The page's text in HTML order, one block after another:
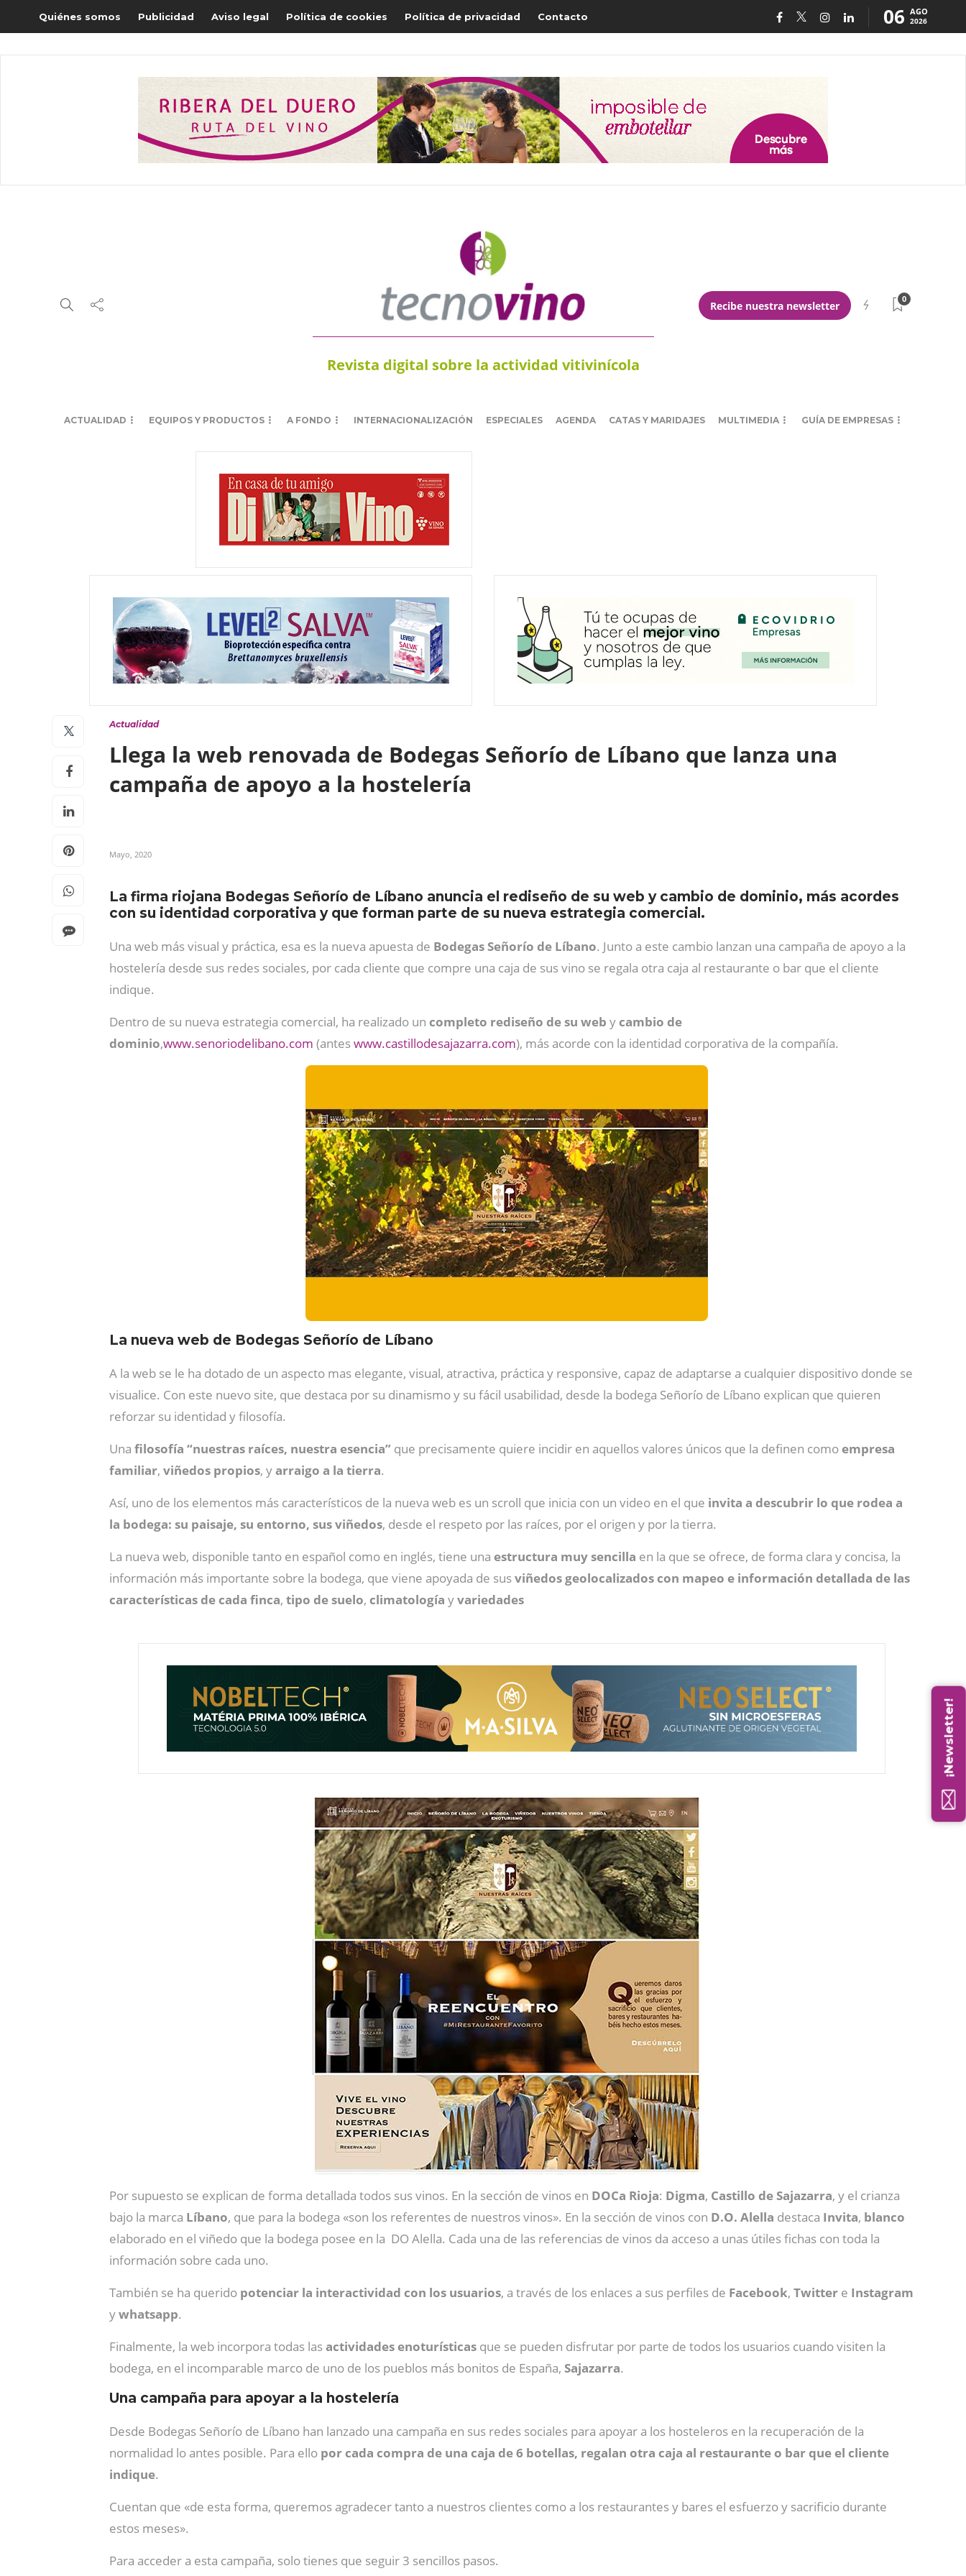
Quiénes somos Publicidad Aviso legal Política de cookies Política de privacidad Contacto 06 AGO
2026
Revista digital sobre la actividad vitivinícola
Recibe nuestra newsletter
0
ACTUALIDAD EQUIPOS Y PRODUCTOS A FONDO INTERNACIONALIZACIÓN ESPECIALES AGENDA CATAS Y MARIDAJES MULTIMEDIA GUÍA DE EMPRESAS
Actualidad
Llega la web renovada de Bodegas Señorío de Líbano que lanza una
campaña de apoyo a la hostelería
Mayo, 2020
La firma riojana Bodegas Señorío de Líbano anuncia el rediseño de su web y cambio de dominio, más acordes
con su identidad corporativa y que forman parte de su nueva estrategia comercial.
Una web más visual y práctica, esa es la nueva apuesta de Bodegas Señorío de Líbano. Junto a este cambio lanzan una campaña de apoyo a la
hostelería desde sus redes sociales, por cada cliente que compre una caja de sus vino se regala otra caja al restaurante o bar que el cliente
indique.
Dentro de su nueva estrategia comercial, ha realizado un completo rediseño de su web ycambio de
dominio,www.senoriodelibano.com (anteswww.castillodesajazarra.com), más acorde con la identidad corporativa de la compañía.
La nueva web de Bodegas Señorío de Líbano
A la web se le ha dotado de un aspecto mas elegante, visual, atractiva, práctica y responsive, capaz de adaptarse a cualquier dispositivo donde se
visualice. Con este nuevo site, que destaca por su dinamismo y su fácil usabilidad, desde la bodega Señorío de Líbano explican que quieren
reforzar su identidad y filosofía.
Una filosofía “nuestras raíces, nuestra esencia” que precisamente quiere incidir en aquellos valores únicos que la definen comoempresa
familiar, viñedos propios, yarraigo a la tierra.
Así, uno de los elementos más característicos de la nueva web es un scroll que inicia con un video en el que invita a descubrir lo que rodea a
la bodega: su paisaje, su entorno, sus viñedos, desde el respeto por las raíces, por el origen y por la tierra.
La nueva web, disponible tanto en español como en inglés, tiene una estructura muysencilla en la que se ofrece, de forma clara y concisa, la
información más importante sobre la bodega, que viene apoyada de susviñedos geolocalizados con mapeo e información detallada de las
características de cada finca, tipo de suelo, climatología yvariedades
Por supuesto se explican de forma detallada todos sus vinos. En la sección de vinos en DOCa Rioja: Digma, Castillo de Sajazarra, y el crianza
bajo la marca Líbano, que para la bodega «son los referentes de nuestros vinos». En la sección de vinos con D.O. Alella destaca Invita, blanco
elaborado en el viñedo que la bodega posee en la DO Alella. Cada una de las referencias de vinos da acceso a unas útiles fichas con toda la
información sobre cada uno.
También se ha querido potenciar la interactividad con los usuarios, a través de los enlaces a sus perfiles de Facebook, Twitter e Instagram
ywhatsapp.
Finalmente, la web incorpora todas lasactividades enoturísticas que se pueden disfrutar por parte de todos los usuarios cuando visiten la
bodega, en el incomparable marco de uno de los pueblos más bonitos de España, Sajazarra.
Una campaña para apoyar a la hostelería
Desde Bodegas Señorío de Líbano han lanzado una campaña en sus redes sociales para apoyar a los hosteleros en la recuperación de la
normalidad lo antes posible. Para ello por cada compra de una caja de 6 botellas, regalan otra caja al restaurante o bar que el cliente
indique.
Cuentan que «de esta forma, queremos agradecer tanto a nuestros clientes como a los restaurantes y bares el esfuerzo y sacrificio durante
estos meses».
Para acceder a esta campaña, solo tienes que seguir 3 sencillos pasos.
¡Newsletter!